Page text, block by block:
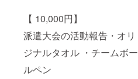
【 10,000円】
派遣大会の活動報告・オリ
ジナルタオル ・チームボー
ルペン